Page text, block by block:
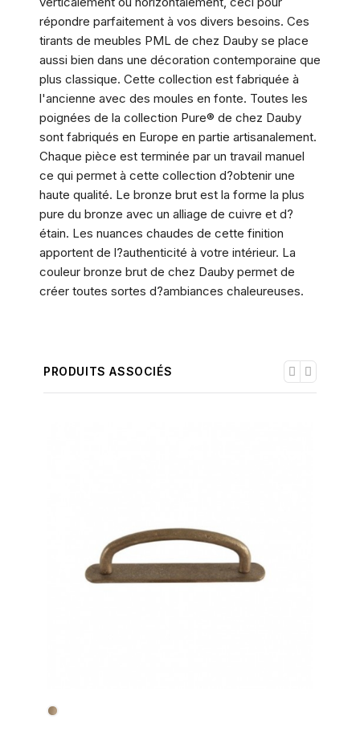
répondre parfaitement à vos divers besoins. Ces
tirants de meubles PML de chez Dauby se place
aussi bien dans une décoration contemporaine que
plus classique. Cette collection est fabriquée à
l'ancienne avec des moules en fonte. Toutes les
poignées de la collection Pure® de chez Dauby
sont fabriqués en Europe en partie artisanalement.
Chaque pièce est terminée par un travail manuel
ce qui permet à cette collection d?obtenir une
haute qualité. Le bronze brut est la forme la plus
pure du bronze avec un alliage de cuivre et d?
étain. Les nuances chaudes de cette finition
apportent de l?authenticité à votre intérieur. La
couleur bronze brut de chez Dauby permet de
créer toutes sortes d?ambiances chaleureuses.
PRODUITS ASSOCIÉS